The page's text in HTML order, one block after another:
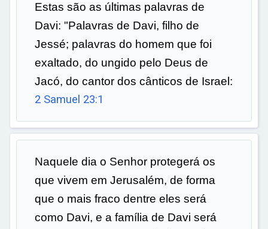
Estas são as últimas palavras de
Davi: "Palavras de Davi, filho de
Jessé; palavras do homem que foi
exaltado, do ungido pelo Deus de
Jacó, do cantor dos cânticos de Israel:
2 Samuel 23:1
Naquele dia o Senhor protegerá os
que vivem em Jerusalém, de forma
que o mais fraco dentre eles será
como Davi, e a família de Davi será